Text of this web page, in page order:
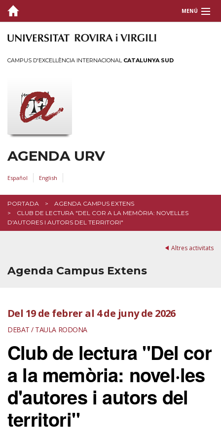
MENÚ
CAMPUS D'EXCEL·LÈNCIA INTERNACIONAL CATALUNYA SUD
AGENDA URV
Español English
PORTADA
AGENDA CAMPUS EXTENS
CLUB DE LECTURA "DEL COR A LA MEMÒRIA: NOVEL·LES
D'AUTORES I AUTORS DEL TERRITORI"
Altres activitats
Agenda Campus Extens
Del 19 de febrer al 4 de juny de 2026
DEBAT / TAULA RODONA
Club de lectura "Del cor
a la memòria: novel·les
d'autores i autors del
territori"